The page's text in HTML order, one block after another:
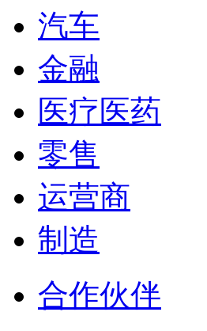
汽车
金融
医疗医药
零售
运营商
制造
合作伙伴